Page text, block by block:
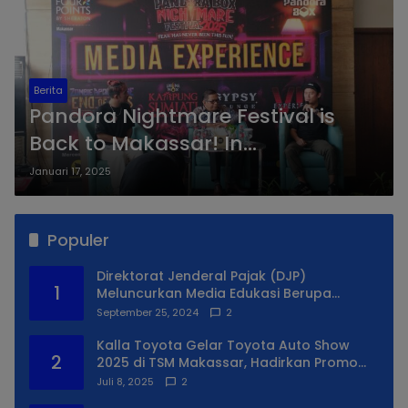
Berita
Pandora Nightmare Festival is
Back to Makassar! In
Collaborations with Four Points by
Sheraton Makassar
Januari 17, 2025
Populer
1
Direktorat Jenderal Pajak (DJP)
Meluncurkan Media Edukasi Berupa
Simulator Coretax
September 25, 2024 2
2
Kalla Toyota Gelar Toyota Auto Show
2025 di TSM Makassar, Hadirkan Promo
Spesial
Juli 8, 2025 2